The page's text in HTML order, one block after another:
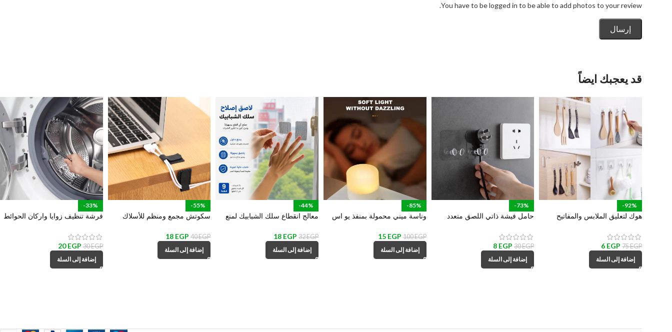
You have to be logged in to be able to add photos to your review.
قد يعجبك ايضاً
-92%
هوك لتعليق الملابس والمفاتيح
75EGP
6 EGP
إضافة إلى السلة
-73%
حامل فيشة ذاتي اللصق متعدد
والهواتف والكابلات
30EGP
8 EGP
إضافة إلى السلة
-85%
وناسة ميني محمولة بمنفذ يو اس
100EGP
15 EGP
إضافة إلى السلة
-44%
معالج انقطاع سلك الشبابيك لمنع
32EGP
18 EGP
إضافة إلى السلة
-55%
سكوتش مجمع ومنظم للأسلاك
علي الحائط والمكتب
40EGP
18 EGP
إضافة إلى السلة
-33%
فرشة تنظيف زوايا واركان الحوائط
30EGP
20EGP
إضافة إلى السلة